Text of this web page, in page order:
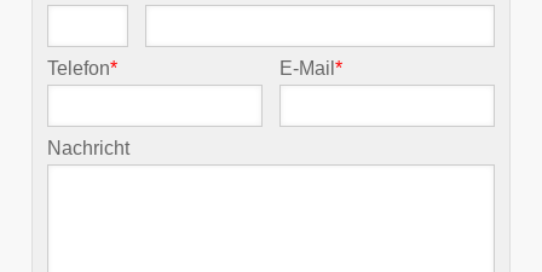
Telefon* E-Mail*
Nachricht